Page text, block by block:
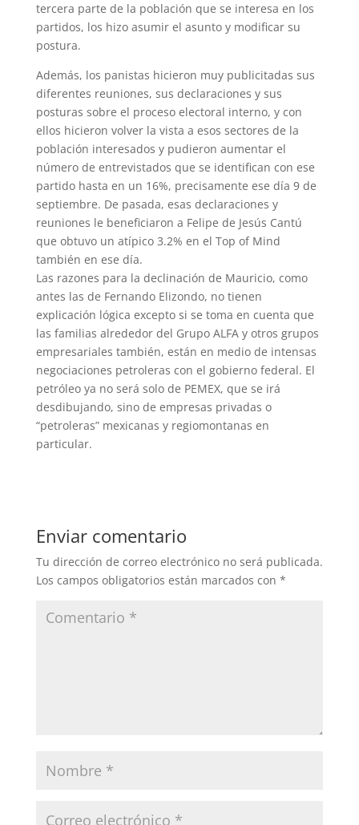
tercera parte de la población que se interesa en los
partidos, los hizo asumir el asunto y modificar su
postura.
Además, los panistas hicieron muy publicitadas sus
diferentes reuniones, sus declaraciones y sus
posturas sobre el proceso electoral interno, y con
ellos hicieron volver la vista a esos sectores de la
población interesados y pudieron aumentar el
número de entrevistados que se identifican con ese
partido hasta en un 16%, precisamente ese día 9 de
septiembre. De pasada, esas declaraciones y
reuniones le beneficiaron a Felipe de Jesús Cantú
que obtuvo un atípico 3.2% en el Top of Mind
también en ese día.
Las razones para la declinación de Mauricio, como
antes las de Fernando Elizondo, no tienen
explicación lógica excepto si se toma en cuenta que
las familias alrededor del Grupo ALFA y otros grupos
empresariales también, están en medio de intensas
negociaciones petroleras con el gobierno federal. El
petróleo ya no será solo de PEMEX, que se irá
desdibujando, sino de empresas privadas o
“petroleras” mexicanas y regiomontanas en
particular.
Enviar comentario
Tu dirección de correo electrónico no será publicada.
Los campos obligatorios están marcados con *